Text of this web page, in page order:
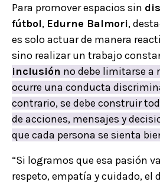
Para promover espacios sin
fútbol, Edurne Balmori,
es solo actuar de manera
sino realizar un trabajo
inclusión no debe limitarse a
ocurre una conducta
contrario, se debe construir
de acciones, mensajes y
que cada persona se sienta
“Si logramos que esa pasión
respeto, empatía y cuidado, el